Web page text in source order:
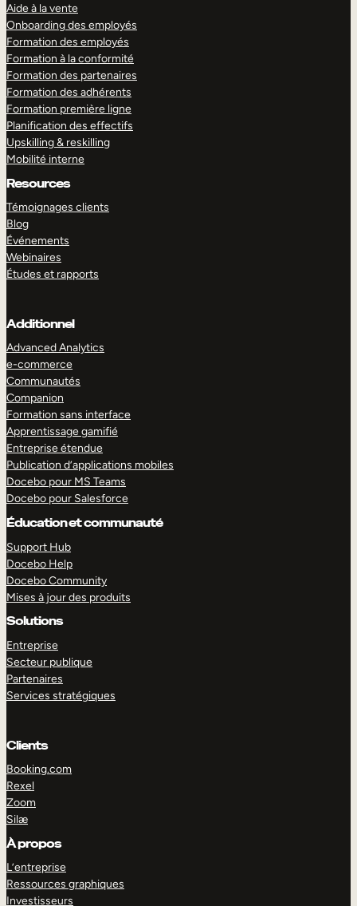
Aide à la vente
Onboarding des employés
Formation des employés
Formation à la conformité
Formation des partenaires
Formation des adhérents
Formation première ligne
Planification des effectifs
Upskilling & reskilling
Mobilité interne
Resources
Témoignages clients
Blog
Événements
Webinaires
Études et rapports
Additionnel
Advanced Analytics
e-commerce
Communautés
Companion
Formation sans interface
Apprentissage gamifié
Entreprise étendue
Publication d’applications mobiles
Docebo pour MS Teams
Docebo pour Salesforce
Éducation et communauté
Support Hub
Docebo Help
Docebo Community
Mises à jour des produits
Solutions
Entreprise
Secteur publique
Partenaires
Services stratégiques
Clients
Booking.com
Rexel
Zoom
Silæ
À propos
L’entreprise
Ressources graphiques
Investisseurs